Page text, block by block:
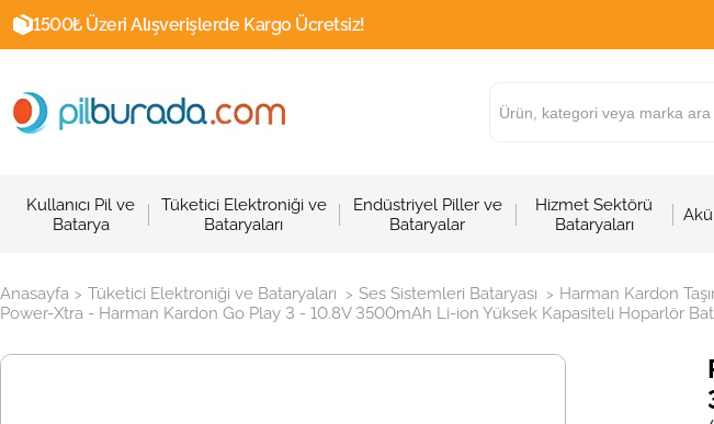
1500₺ Üzeri Alışverişlerde Kargo Ücretsiz!
Kullanıcı Pil ve
Batarya
Tüketici Elektroniği ve
Bataryaları
Endüstriyel Piller ve
Bataryalar
Hizmet Sektörü
Bataryaları
Anasayfa > Tüketici Elektroniği ve Bataryaları > Ses Sistemleri Bataryası > Harman Kardon
Power-Xtra - Harman Kardon Go Play 3 - 10.8V 3500mAh Li-ion Yüksek Kapasiteli Hoparlör